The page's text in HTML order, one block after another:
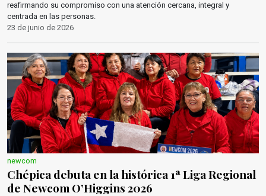
reafirmando su compromiso con una atención cercana, integral y
centrada en las personas.
23 de junio de 2026
newcom
Chépica debuta en la histórica 1ª Liga Regional
de Newcom O’Higgins 2026